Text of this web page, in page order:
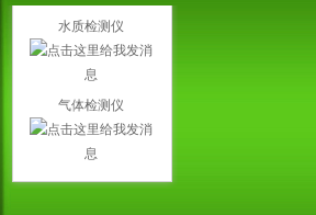
水质检测仪
气体检测仪